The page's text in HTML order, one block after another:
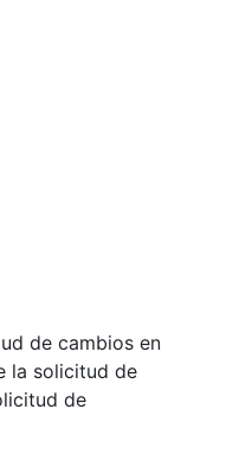
de cambios en
la solicitud de
de